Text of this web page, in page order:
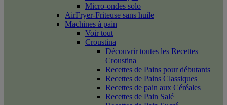
Micro-ondes solo
AirFryer-Friteuse sans huile
Machines à pain
Voir tout
Croustina
Découvrir toutes les Recettes
Croustina
Recettes de Pains pour débutants
Recettes de Pains Classiques
Recettes de pain aux Céréales
Recettes de Pain Salé